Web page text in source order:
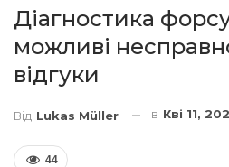
Діагностика
можливі
відгуки
Від Lukas Müller в Кві 11,
44